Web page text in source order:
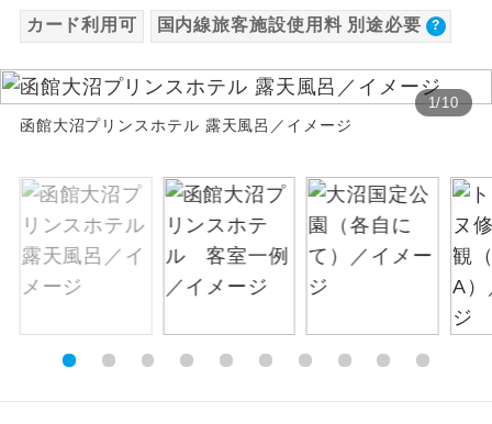
カード利用可 国内線旅客施設使用料 別途必要
1/10
函館大沼プリンスホテル 露天風呂／イメージ
世界遺産
ユネスコに登録されている文化遺産や自
然遺産を訪ねるコースです。
絶景 絶景スポットに立ち寄るコースです。
露天風呂
す。
大浴場 ご宿泊ホテルに大浴場が付いています。
全食事付き
事の心配はいりません。（機内食を除